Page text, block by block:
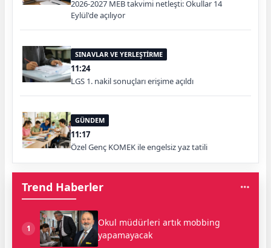
2026-2027 MEB takvimi netleşti: Okullar 14
Eylül'de açılıyor
SINAVLAR VE YERLEŞTİRME
11:24
LGS 1. nakil sonuçları erişime açıldı
GÜNDEM
11:17
Özel Genç KOMEK ile engelsiz yaz tatili
Trend Haberler
1
Okul müdürleri artık mobbing
yapamayacak